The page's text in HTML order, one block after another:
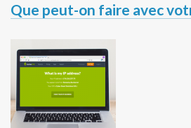
Que peut-on faire avec